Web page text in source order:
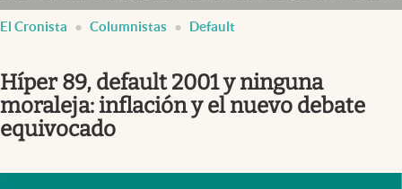
Mercados Online
Columnistas
Otras secciones
El Cronista Columnistas Default
Híper 89, default 2001 y ninguna
moraleja: inflación y el nuevo debate
equivocado